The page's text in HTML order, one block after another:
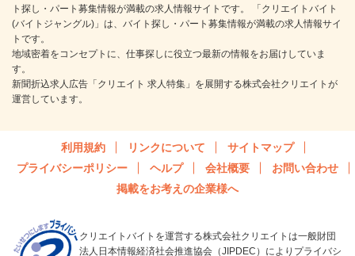
ト探し・パート募集情報が満載の求人情報サイトです。 「クリエイトバイト
(バイトジャングル)」は、バイト探し・パート募集情報が満載の求人情報サイ
トです。
地域密着をコンセプトに、仕事探しに役立つ最新の情報をお届けしていま
す。
新聞折込求人広告「クリエイト 求人特集」を展開する株式会社クリエイトが
運営しています。
利用規約 リンクについて
サイトマップ
プライバシーポリシー
ヘルプ 会社概要
お問い合わせ
掲載をお考えの企業様へ
クリエイトバイトを運営する株式会社クリエイトは一般財団
法人日本情報経済社会推進協会（JIPDEC）によりプライバシ